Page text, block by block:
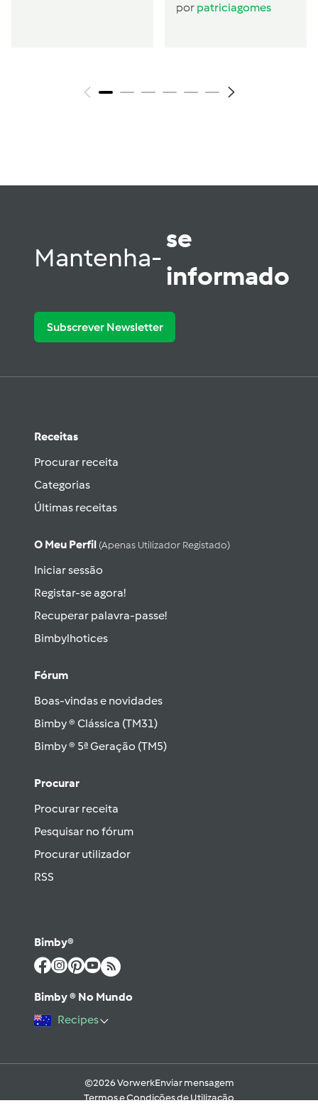
de aveia
por patriciagomes
Mantenha-
se
informado
Subscrever Newsletter
Receitas
Procurar receita
Categorias
Últimas receitas
O Meu Perfil (apenas Utilizador Registado)
Iniciar sessão
Registar-se agora!
Recuperar palavra-passe!
Bimbylhotices
Fórum
Boas-vindas e novidades
Bimby ® Clássica (TM31)
Bimby ® 5ª Geração (TM5)
Procurar
Procurar receita
Pesquisar no fórum
Procurar utilizador
RSS
Bimby®
Bimby ® No Mundo
Recipes
©2026 VorwerkEnviar mensagem
Termos e Condições de Utilização